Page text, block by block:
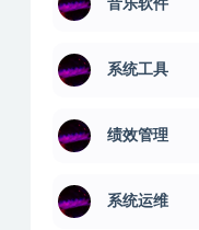
音乐软件
系统工具
绩效管理
系统运维